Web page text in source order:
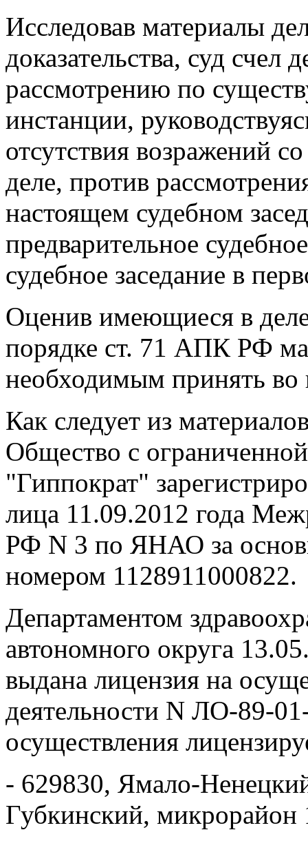
Исследовав материалы
доказательства, суд счел
рассмотрению по
инстанции,
отсутствия возражений
деле, против
настоящем судебном
предварительное
судебное заседание в
Оценив имеющиеся в деле
порядке ст. 71 АПК РФ
необходимым принять
Как следует из
Общество с
"Гиппократ"
лица 11.09.2012 года
РФ N 3 по ЯНАО за
номером 1128911000822.
Департаментом
автономного округа
выдана лицензия на
деятельности N ЛО-89-
осуществления
- 629830, Ямало-
Губкинский, микрорайон